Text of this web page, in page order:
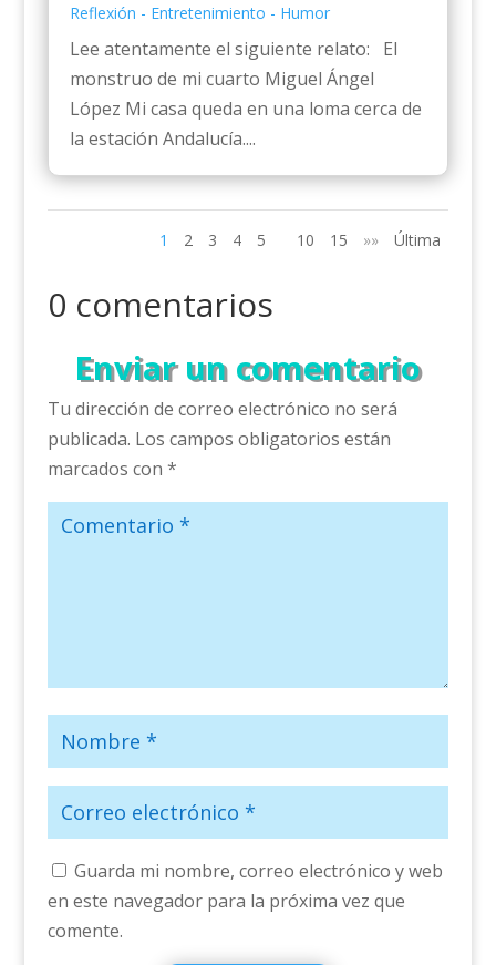
Reflexión - Entretenimiento - Humor
Lee atentamente el siguiente relato: El
monstruo de mi cuarto Miguel Ángel
López Mi casa queda en una loma cerca de
la estación Andalucía....
1 2 3 4 5 10 15 »» Última
0 comentarios
Enviar un comentario
Tu dirección de correo electrónico no será
publicada. Los campos obligatorios están
marcados con *
Guarda mi nombre, correo electrónico y web
en este navegador para la próxima vez que
comente.